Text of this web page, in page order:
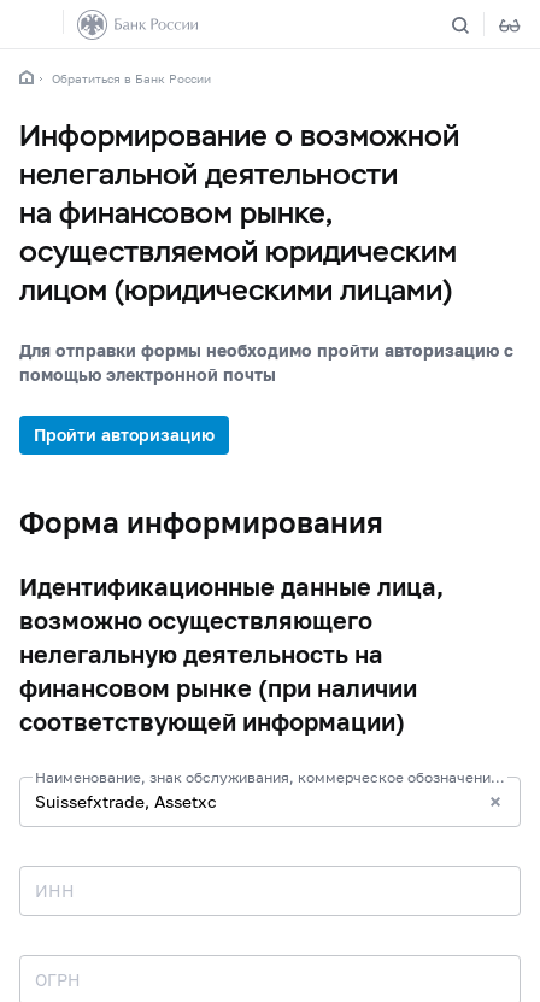
Обратиться в Банк России
Информирование о возможной
нелегальной деятельности
на финансовом рынке,
осуществляемой юридическим
лицом (юридическими лицами)
Для отправки формы необходимо пройти авторизацию с
помощью электронной почты
Пройти авторизацию
Форма информирования
Идентификационные данные лица,
возможно осуществляющего
нелегальную деятельность на
финансовом рынке (при наличии
соответствующей информации)
Наименование, знак обслуживания, коммерческое обозначение и иные средства индивидуализации
ИНН
ОГРН